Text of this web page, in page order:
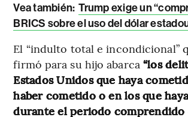
Vea también: Trump exige un
BRICS sobre el uso del dólar
El “indulto total e incondicional”
firmó para su hijo abarca “los
Estados Unidos que haya
haber cometido o en los que
durante el periodo comprendido